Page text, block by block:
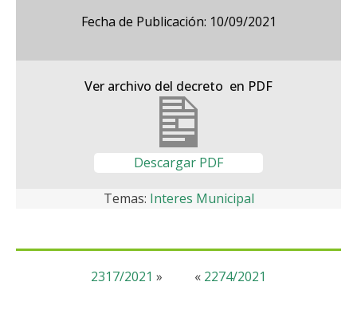
Fecha de Publicación: 10/09/2021
Ver archivo del decreto en PDF
Descargar PDF
Temas: Interes Municipal
« 2274/2021
2317/2021 »